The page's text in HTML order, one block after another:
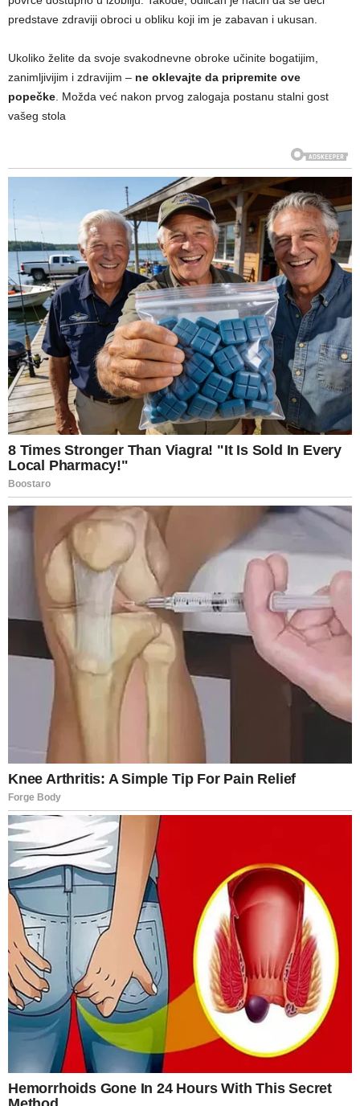
predstave zdraviji obroci u obliku koji im je zabavan i ukusan.
Ukoliko želite da svoje svakodnevne obroke učinite bogatijim,
zanimljivijim i zdravijim – ne oklevajte da pripremite ove
popečke . Možda već nakon prvog zalogaja postanu stalni gost
vašeg stola